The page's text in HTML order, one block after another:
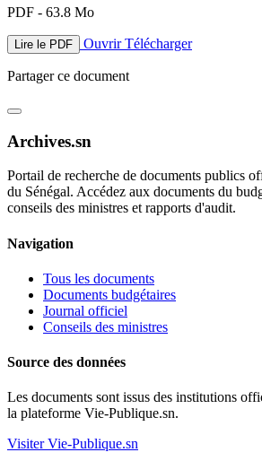
PDF - 63.8 Mo
Lire le PDF OuvrirTélécharger
Partager ce document
Archives.sn
Portail de recherche de documents publics
du Sénégal. Accédez aux documents du
conseils des ministres et rapports d'audit.
Navigation
Tous les documents
Documents budgétaires
Journal officiel
Conseils des ministres
Source des données
Les documents sont issus des institutions
la plateforme Vie-Publique.sn.
Visiter Vie-Publique.sn